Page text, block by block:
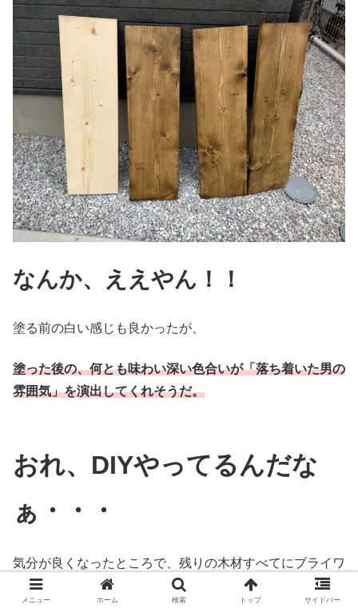
なんか、ええやん！！
塗る前の白い感じも良かったが、
塗った後の、何とも味わい深い色合いが「落ち着いた男の
雰囲気」を演出してくれそうだ。
おれ、DIYやってるんだな
ぁ・・・
気分が良くなったところで、残りの木材すべてにブライワ
ックスを塗っていく。
メニュー ホーム 検索 トップ サイドバー